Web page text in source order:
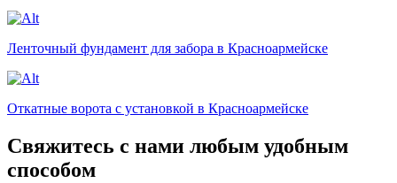
Ленточный фундамент для забора в Красноармейске
Откатные ворота с установкой в Красноармейске
Свяжитесь с нами любым удобным
способом